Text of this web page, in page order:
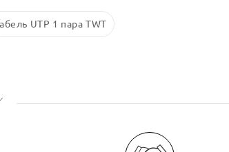
UTP 1 пара TWT